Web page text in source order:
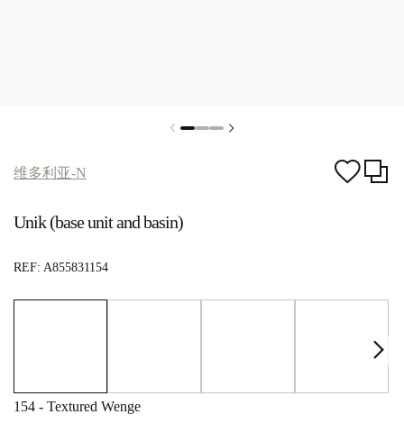
维多利亚-N
Unik (base unit and basin)
REF: A855831154
154 - Textured Wenge